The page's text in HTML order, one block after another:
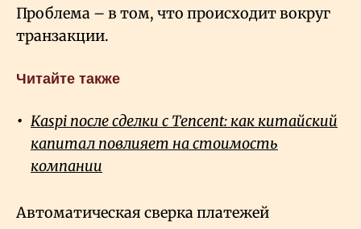
Проблема – в том, что происходит вокруг
транзакции.
Читайте также
Kaspi после сделки с Tencent: как китайский
капитал повлияет на стоимость
компании
Автоматическая сверка платежей